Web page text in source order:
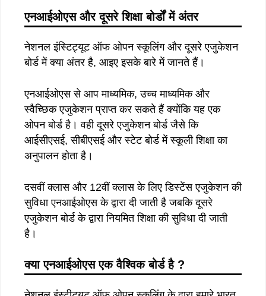
एनआईओएस और दूसरे शिक्षा बोर्डों में अंतर
नेशनल इंस्टिट्यूट ऑफ ओपन स्कूलिंग और दूसरे एजुकेशन
बोर्ड में क्या अंतर है, आइए इसके बारे में जानते हैं।
एनआईओएस से आप माध्यमिक, उच्च माध्यमिक और
स्वैच्छिक एजुकेशन प्राप्त कर सकते हैं क्योंकि यह एक
ओपन बोर्ड है। वही दूसरे एजुकेशन बोर्ड जैसे कि
आईसीएसई, सीबीएसई और स्टेट बोर्ड में स्कूली शिक्षा का
अनुपालन होता है।
दसवीं क्लास और 12वीं क्लास के लिए डिस्टेंस एजुकेशन की
सुविधा एनआईओएस के द्वारा दी जाती है जबकि दूसरे
एजुकेशन बोर्ड के द्वारा नियमित शिक्षा की सुविधा दी जाती
है।
क्या एनआईओएस एक वैश्विक बोर्ड है ?